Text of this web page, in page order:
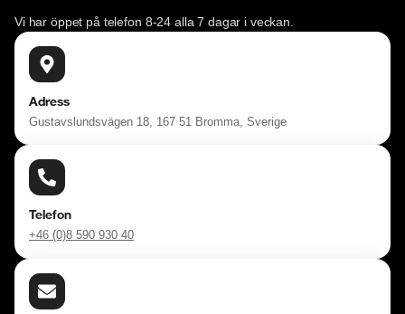
Vi har öppet på telefon 8-24 alla 7 dagar i veckan.
Adress
Gustavslundsvägen 18, 167 51 Bromma, Sverige
Telefon
+46 (0)8 590 930 40